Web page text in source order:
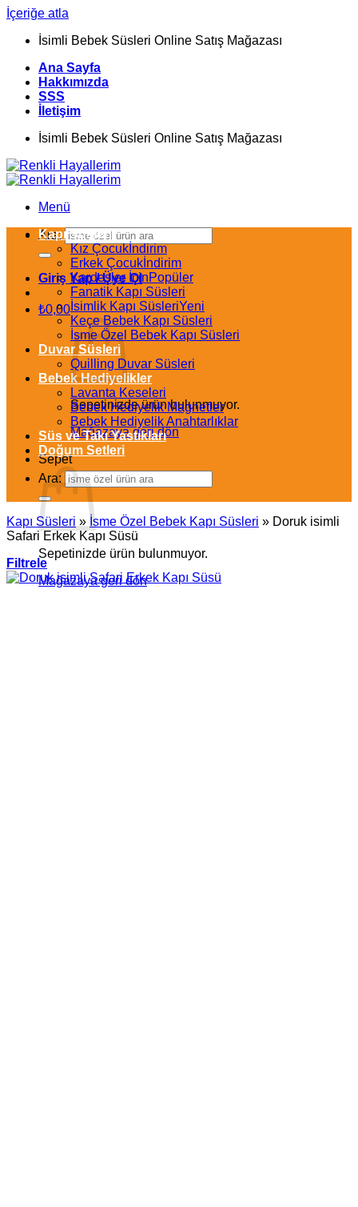
İçeriğe atla
İsimli Bebek Süsleri Online Satış Mağazası
Ana Sayfa
Hakkımızda
SSS
İletişim
İsimli Bebek Süsleri Online Satış Mağazası
Menü
Ara:
Giriş Yap / Üye Ol
₺0,00
Sepetinizde ürün bulunmuyor.
Mağazaya geri dön
Sepet
Sepetinizde ürün bulunmuyor.
Mağazaya geri dön
Kapı Süsleri
Kız Çocuk
Erkek Çocuk
Kardeşler İçin
Fanatik Kapı Süsleri
İsimlik Kapı Süsleri
Keçe Bebek Kapı Süsleri
İsme Özel Bebek Kapı Süsleri
Duvar Süsleri
Quilling Duvar Süsleri
Bebek Hediyelikler
Lavanta Keseleri
Bebek Hediyelik Magnetler
Bebek Hediyelik Anahtarlıklar
Süs ve Takı Yastıkları
Doğum Setleri
Ara:
Kapı Süsleri » İsme Özel Bebek Kapı Süsleri » Doruk isimli
Safari Erkek Kapı Süsü
Filtrele